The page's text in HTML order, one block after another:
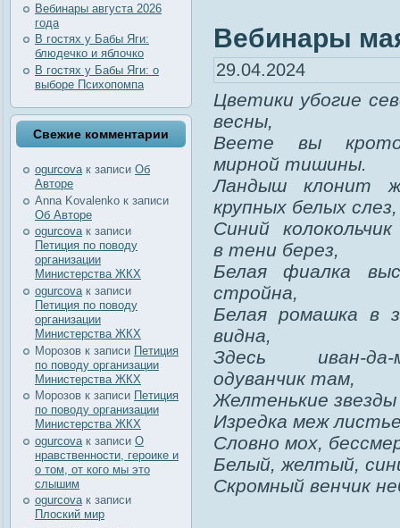
Вебинары августа 2026
года
В гостях у Бабы Яги:
блюдечко и яблочко
В гостях у Бабы Яги: о
выборе Психопомпа
Свежие комментарии
ogurcovaк записи Об
Авторе
Anna Kovalenko к записи
Об Авторе
ogurcovaк записи
Петиция по поводу
организации
Министерства ЖКХ
ogurcova к записи
Петиция по поводу
организации
Министерства ЖКХ
Морозов к записи Петиция
по поводу организации
Министерства ЖКХ
Морозов к записи Петиция
по поводу организации
Министерства ЖКХ
ogurcova к записи О
нравственности, героике и
о том, от кого мы это
слышим
ogurcovaк записи
Плоский мир
Вебинары
29.04.2024
Цветики убогие
весны,
Веете вы
мирной тишины.
Ландыш клонит
крупных белых слез,
Синий
в тени берез,
Белая фиалка
стройна,
Белая ромашка в
видна,
Здесь иван-да-
одуванчик там,
Желтенькие
Изредка меж
Словно мох,
Белый, желтый,
Скромный венчик